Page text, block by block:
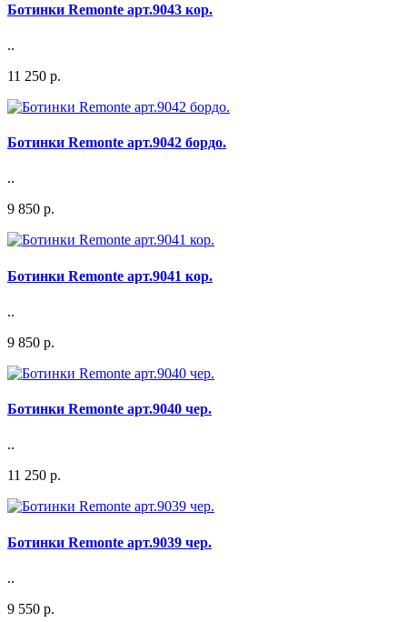
Ботинки Remonte арт.9043 кор.
..
11 250 р.
Ботинки Remonte арт.9042 бордо.
..
9 850 р.
Ботинки Remonte арт.9041 кор.
..
9 850 р.
Ботинки Remonte арт.9040 чер.
..
11 250 р.
Ботинки Remonte арт.9039 чер.
..
9 550 р.